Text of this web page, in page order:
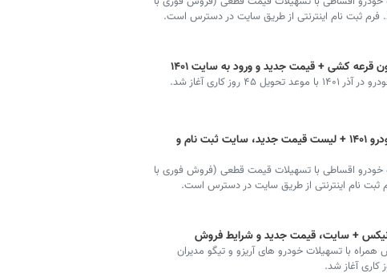
قرعه کشی + قیمت جدید و ورود به سایت ۱۴۰۱
روز کاری آغاز شد.
فروش اقساطی مدیران خودرو ۱۴۰۱ + لیست قیمت جدید، سایت ثبت نام و
خودرو اقساطی با تسهیلات قیمت قطعی (فروش فوری با
+ سایت، قیمت جدید و شرایط فروش
با تسهیلات خودرو های آریزو و تیگو مدیران